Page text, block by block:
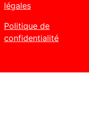
légales
Politique de
confidentialité